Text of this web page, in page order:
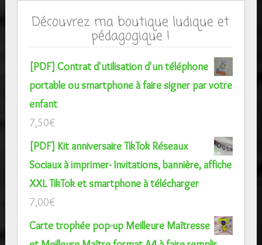
Découvrez ma boutique ludique et
pédagogique !
[PDF] Contrat d'utilisation d'un téléphone
portable ou smartphone à faire signer par votre
enfant
7,50€
[PDF] Kit anniversaire TikTok Réseaux
Sociaux à imprimer- Invitations, bannière, affiche
XXL TikTok et smartphone à télécharger
7,00€
Carte trophée pop-up Meilleure Maîtresse